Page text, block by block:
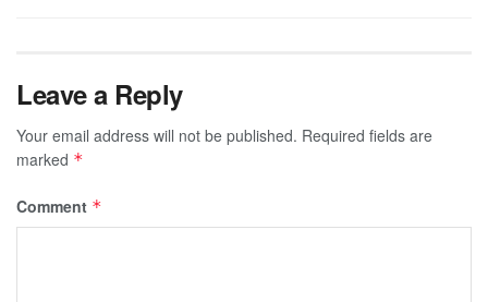
Leave a Reply
Your email address will not be published. Required fields are
marked *
Comment *